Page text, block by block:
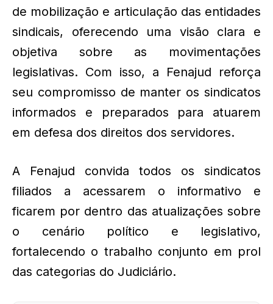
de mobilização e articulação das entidades
sindicais, oferecendo uma visão clara e
objetiva sobre as movimentações
legislativas. Com isso, a Fenajud reforça
seu compromisso de manter os sindicatos
informados e preparados para atuarem
em defesa dos direitos dos servidores.
A Fenajud convida todos os sindicatos
filiados a acessarem o informativo e
ficarem por dentro das atualizações sobre
o cenário político e legislativo,
fortalecendo o trabalho conjunto em prol
das categorias do Judiciário.